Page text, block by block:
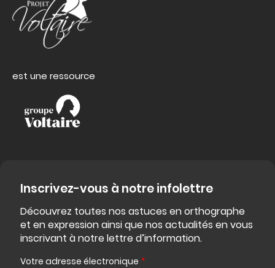
est une ressource
Inscrivez-vous à notre infolettre
Découvrez toutes nos astuces en orthographe
et en expression ainsi que nos actualités en vous
inscrivant à notre lettre d’information.
Votre adresse électronique *